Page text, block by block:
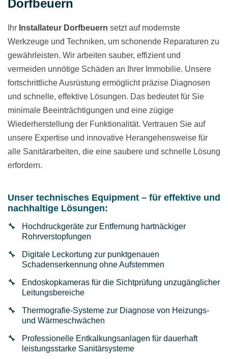
Dorfbeuern
Ihr Installateur Dorfbeuern setzt auf modernste
Werkzeuge und Techniken, um schonende Reparaturen zu
gewährleisten. Wir arbeiten sauber, effizient und
vermeiden unnötige Schäden an Ihrer Immobilie. Unsere
fortschrittliche Ausrüstung ermöglicht präzise Diagnosen
und schnelle, effektive Lösungen. Das bedeutet für Sie
minimale Beeinträchtigungen und eine zügige
Wiederherstellung der Funktionalität. Vertrauen Sie auf
unsere Expertise und innovative Herangehensweise für
alle Sanitärarbeiten, die eine saubere und schnelle Lösung
erfordern.
Unser technisches Equipment – für effektive und
nachhaltige Lösungen:
Hochdruckgeräte zur Entfernung hartnäckiger
Rohrverstopfungen
Digitale Leckortung zur punktgenauen
Schadenserkennung ohne Aufstemmen
Endoskopkameras für die Sichtprüfung unzugänglicher
Leitungsbereiche
Thermografie-Systeme zur Diagnose von Heizungs-
und Wärmeschwächen
Professionelle Entkalkungsanlagen für dauerhaft
leistungsstarke Sanitärsysteme